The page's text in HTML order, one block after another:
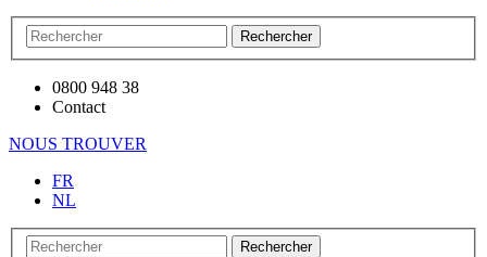
Rechercher
0800 948 38
Contact
NOUS TROUVER
FR
NL
Rechercher